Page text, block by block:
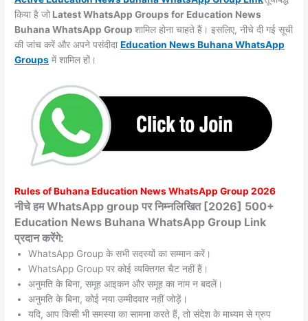
किया है जो Latest WhatsApp Groups for Education News
Buhana WhatsApp Groupशामिल होना चाहते हैं। इसलिए, नीचे दी गई सूची
की जांच करें और अपने पसंदीदाEducation News Buhana WhatsApp
Groups में शामिल हों।
Rules ofBuhanaEducation News WhatsApp Group 2026
नीचे हम WhatsApp group पर निम्नलिखित [2026] 500+
Education News Buhana WhatsApp Group Link
प्रदान करेंगे:
WhatsApp Group के सभी सदस्यों का सम्मान करें।
WhatsApp Group पर कोई व्यक्तिगत चैट नहीं हैं।
अनुमति के बिना, समूह आइकन और समूह का नाम न बदलें।
अनुमति के बिना, कोई नया उम्मीदवार नहीं जोड़ें।
यदि, आप किसी भी समस्या का सामना करते हैं, तो संदेश के माध्यम से ग्रुप